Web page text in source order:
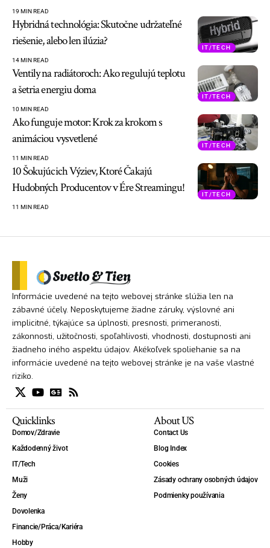
19 MIN READ
IT/TECH
Hybridná technológia: Skutočne udržateľné
riešenie, alebo len ilúzia?
14 MIN READ
IT/TECH
Ventily na radiátoroch: Ako regulujú teplotu
a šetria energiu doma
10 MIN READ
IT/TECH
Ako funguje motor: Krok za krokom s
animáciou vysvetlené
11 MIN READ
IT/TECH
10 Šokujúcich Výziev, Ktoré Čakajú
Hudobných Producentov v Ére Streamingu!
11 MIN READ
Informácie uvedené na tejto webovej stránke slúžia len na
zábavné účely. Neposkytujeme žiadne záruky, výslovné ani
implicitné, týkajúce sa úplnosti, presnosti, primeranosti,
zákonnosti, užitočnosti, spoľahlivosti, vhodnosti, dostupnosti ani
žiadneho iného aspektu údajov. Akékoľvek spoliehanie sa na
informácie uvedené na tejto webovej stránke je na vaše vlastné
riziko.
Quicklinks
Domov/Zdravie
Každodenný život
IT/Tech
Muži
Ženy
Dovolenka
Financie/Práca/Kariéra
Hobby
About US
Contact Us
Blog Index
Cookies
Zásady ochrany osobných údajov
Podmienky používania